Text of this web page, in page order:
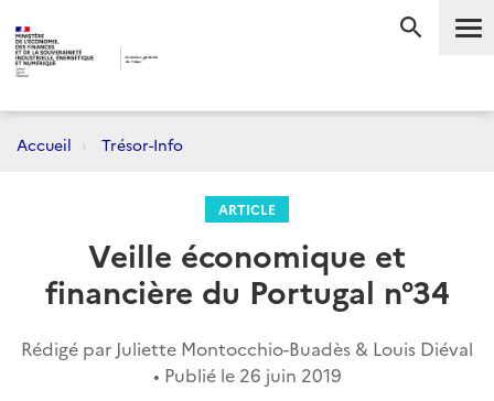
Accueil Trésor-Info
ARTICLE
Veille économique et
financière du Portugal n°34
Rédigé par Juliette Montocchio-Buadès & Louis Diéval
• Publié le 26 juin 2019